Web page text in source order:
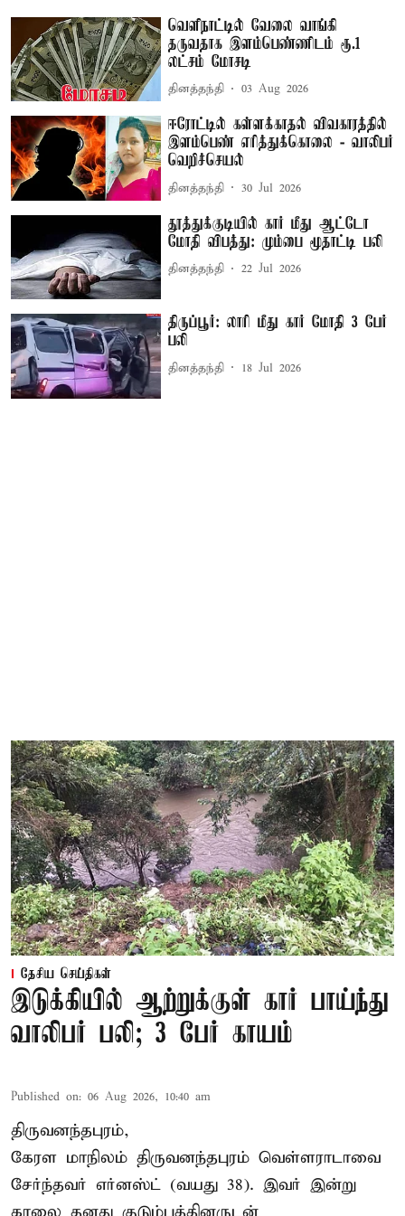
வெளிநாட்டில் வேலை வாங்கி
தருவதாக இளம்பெண்ணிடம் ரூ.1
லட்சம் மோசடி
தினத்தந்தி 03 Aug 2026
ஈரோட்டில் கள்ளக்காதல் விவகாரத்தில்
இளம்பெண் எரித்துக்கொலை - வாலிபர்
வெறிச்செயல்
தினத்தந்தி 30 Jul 2026
தூத்துக்குடியில் கார் மீது ஆட்டோ
மோதி விபத்து: மும்பை மூதாட்டி பலி
தினத்தந்தி 22 Jul 2026
திருப்பூர்: லாரி மீது கார் மோதி 3 பேர்
பலி
தினத்தந்தி 18 Jul 2026
தேசிய செய்திகள்
இடுக்கியில் ஆற்றுக்குள் கார் பாய்ந்து
வாலிபர் பலி; 3 பேர் காயம்
Published on: 06 Aug 2026, 10:40 am
திருவனந்தபுரம்,
கேரள மாநிலம் திருவனந்தபுரம் வெள்ளராடாவை
சேர்ந்தவர் எர்னஸ்ட் (வயது 38). இவர் இன்று